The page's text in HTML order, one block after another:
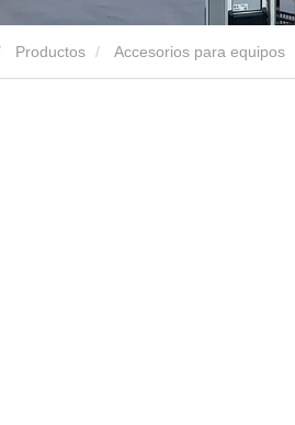
Productos Accesorios para equipos